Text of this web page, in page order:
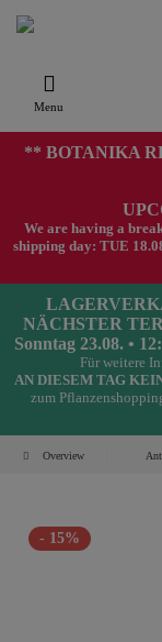
Menu
** BOTANIKA
We are having a
shipping day: TUE
NÄCHSTER
Sonntag 23.08. •
Für weitere
AN DIESEM TAG
zum
Overview
- 15%